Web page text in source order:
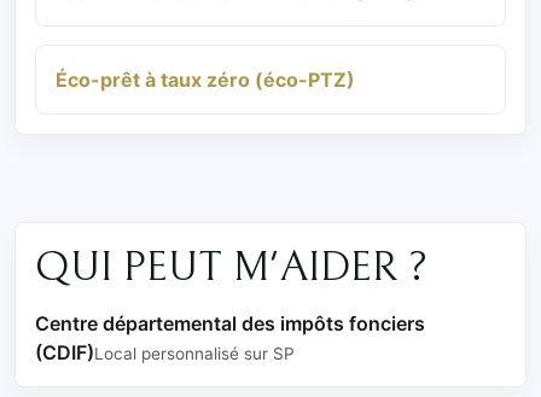
Éco-prêt à taux zéro (éco-PTZ)
QUI PEUT M'AIDER ?
Centre départemental des impôts fonciers
(CDIF)Local personnalisé sur SP